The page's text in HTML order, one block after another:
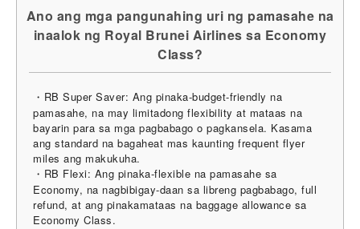
Ano ang mga pangunahing uri ng pamasahe na
inaalok ng Royal Brunei Airlines sa Economy
Class?
・RB Super Saver: Ang pinaka-budget-friendly na
pamasahe, na may limitadong flexibility at mataas na
bayarin para sa mga pagbabago o pagkansela. Kasama
ang standard na bagaheat mas kaunting frequent flyer
miles ang makukuha.
・RB Flexi: Ang pinaka-flexible na pamasahe sa
Economy, na nagbibigay-daan sa libreng pagbabago, full
refund, at ang pinakamataas na baggage allowance sa
Economy Class.